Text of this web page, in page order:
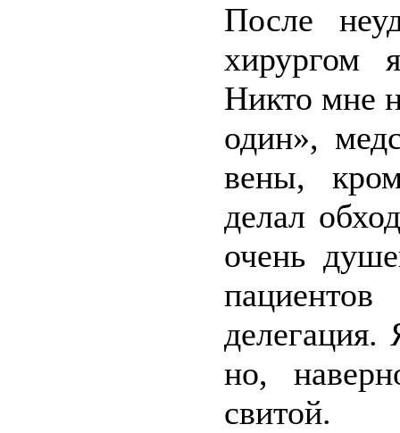
После
хирургом
Никто мне
один»,
вены,
делал
очень
но,
свитой.